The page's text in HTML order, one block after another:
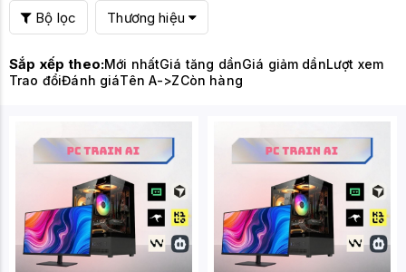
Bộ lọc Thương hiệu
Sắp xếp theo:Mới nhấtGiá tăng dầnGiá giảm dầnLượt xem
Trao đổiĐánh giáTên A->ZCòn hàng